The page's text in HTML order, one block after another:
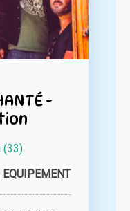
-
(33)
EQUIPEMENT